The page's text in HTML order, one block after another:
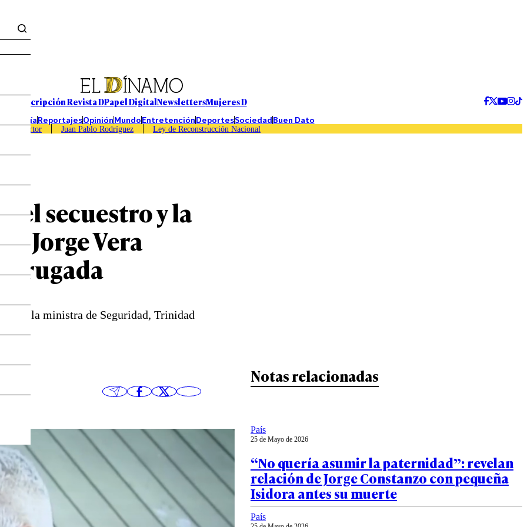
Suscripción Revista DPapel DigitalNewslettersMujeres D
EconomíaReportajesOpiniónMundoEntretenciónDeportesSociedadBuen Dato
Caso Sartor Juan Pablo Rodríguez Ley de Reconstrucción Nacional
el secuestro y la
Jorge Vera
la ministra de Seguridad, Trinidad
Notas relacionadas
País
25 de Mayo de 2026
“No quería asumir la paternidad”: revelan
relación de Jorge Constanzo con pequeña
Isidora antes su muerte
País